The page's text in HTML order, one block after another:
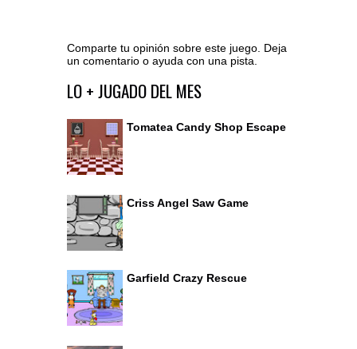
Comparte tu opinión sobre este juego. Deja
un comentario o ayuda con una pista.
Ir al editor de comentarios
LO + JUGADO DEL MES
Tomatea Candy Shop Escape
Criss Angel Saw Game
Garfield Crazy Rescue